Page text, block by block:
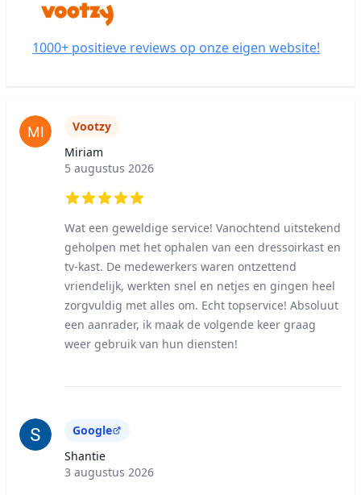
1000+ positieve reviews op onze eigen website!
Vootzy
Miriam
5 augustus 2026
Wat een geweldige service! Vanochtend uitstekend
geholpen met het ophalen van een dressoirkast en
tv-kast. De medewerkers waren ontzettend
vriendelijk, werkten snel en netjes en gingen heel
zorgvuldig met alles om. Echt topservice! Absoluut
een aanrader, ik maak de volgende keer graag
weer gebruik van hun diensten!
Google
Shantie
3 augustus 2026